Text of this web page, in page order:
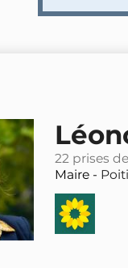
22 prises
Maire -